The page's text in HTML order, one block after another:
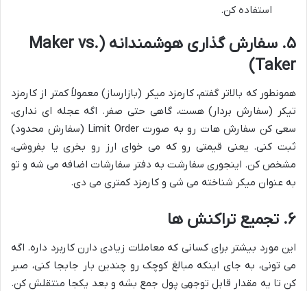
استفاده کن.
۵. سفارش گذاری هوشمندانه (Maker vs.
Taker)
همونطور که بالاتر گفتم، کارمزد میکر (بازارساز) معمولاً کمتر از کارمزد
تیکر (سفارش بردار) هست، گاهی حتی صفر. اگه عجله ای نداری،
سعی کن سفارش هات رو به صورت Limit Order (سفارش محدود)
ثبت کنی. یعنی قیمتی رو که می خوای ارز رو بخری یا بفروشی،
مشخص کن. اینجوری سفارشت به دفتر سفارشات اضافه می شه و تو
به عنوان میکر شناخته می شی و کارمزد کمتری می دی.
۶. تجمیع تراکنش ها
این مورد بیشتر برای کسانی که معاملات زیادی دارن کاربرد داره. اگه
می تونی، به جای اینکه مبالغ کوچک رو چندین بار جابجا کنی، صبر
کن تا یه مقدار قابل توجهی پول جمع بشه و بعد یکجا منتقلش کن.